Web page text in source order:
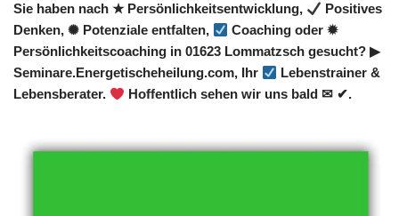
Sie haben nach ★ Persönlichkeitsentwicklung,
Positives
Denken, ✺ Potenziale entfalten,
Coaching oder ✹
Persönlichkeitscoaching in 01623 Lommatzsch gesucht? ▶︎
Seminare.Energetischeheilung.com, Ihr
Lebenstrainer &
Lebensberater.
Hoffentlich sehen wir uns bald ✉ ✔.